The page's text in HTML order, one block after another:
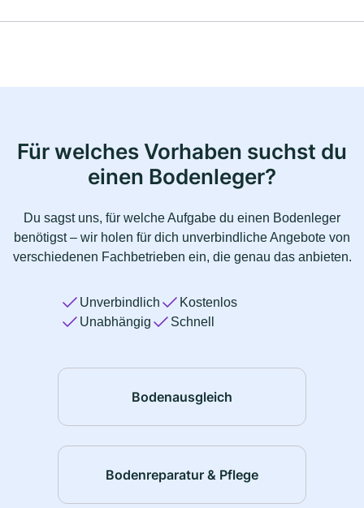
Für welches Vorhaben suchst du
einen Bodenleger?
Du sagst uns, für welche Aufgabe du einen Bodenleger
benötigst – wir holen für dich unverbindliche Angebote von
verschiedenen Fachbetrieben ein, die genau das anbieten.
Unverbindlich
Kostenlos
Unabhängig
Schnell
Bodenausgleich
Bodenreparatur & Pflege